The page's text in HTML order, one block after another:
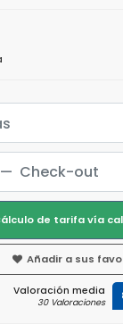
de tarifa vía
Añadir a sus
Valoración media
30 Valoraciones